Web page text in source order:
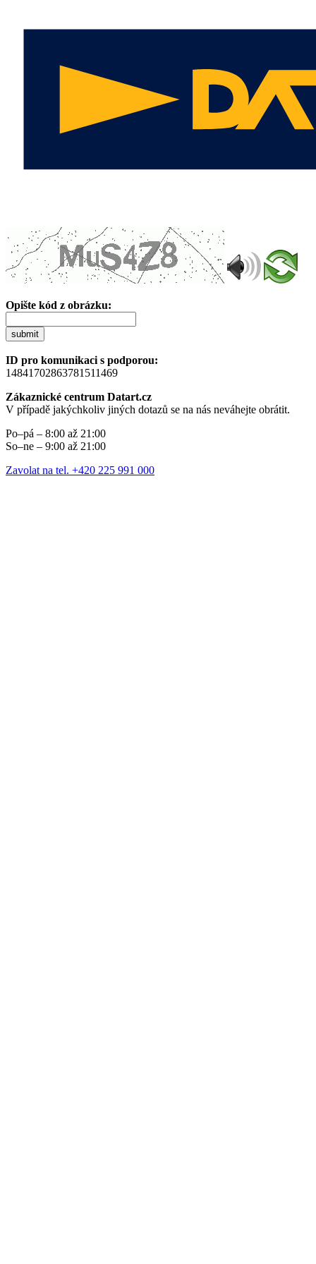
Opište kód z obrázku:
submit
ID pro komunikaci s podporou:
14841702863781511469
Zákaznické centrum Datart.cz
V případě jakýchkoliv jiných dotazů se na nás neváhejte obrátit.
Po–pá – 8:00 až 21:00
So–ne – 9:00 až 21:00
Zavolat na tel. +420 225 991 000